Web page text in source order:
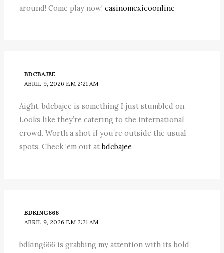
around! Come play now!casinomexicoonline
BDCBAJEE
ABRIL 9, 2026 EM 2:21 AM
Aight, bdcbajee is something I just stumbled on.
Looks like they’re catering to the international
crowd. Worth a shot if you’re outside the usual
spots. Check ‘em out atbdcbajee
BDKING666
ABRIL 9, 2026 EM 2:21 AM
bdking666 is grabbing my attention with its bold